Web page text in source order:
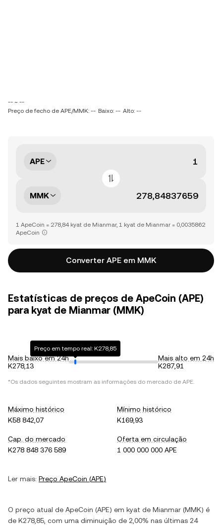
-- ~ --
Preço de fecho de APE/MMK: -- Baixo: -- Alto: --
APE
MMK
1 ApeCoin = 278,84 kyat de Mianmar, 1 kyat de Mianmar = 0,0035862
ApeCoin
Converter APE em MMK
Estatísticas de preços de ApeCoin (APE)
para kyat de Mianmar (MMK)
Mais baixo em 24h
K278,13
Preço em tempo real: K278,85
Mais alto em 24h
K287,91
*Os dados seguintes mostram as informações do mercado de APE.
Máximo histórico
K58 842,07
Mínimo histórico
K169,93
Cap. do mercado
K278 848 376 589
Oferta em circulação
1 000 000 000 APE
Ler mais: Preço ApeCoin (APE)
O preço atual de ApeCoin (APE) em kyat de Mianmar (MMK) é
de K278,85 , com uma diminuição de 2,00% nas últimas 24